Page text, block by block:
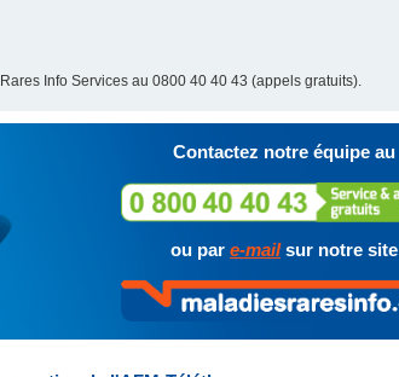
Info Services au 0800 40 40 43 (appels gratuits).
Contactez notre équipe au
ou par e-mailsur notre site